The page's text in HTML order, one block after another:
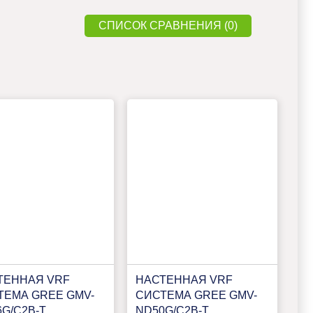
СПИСОК СРАВНЕНИЯ (0)
VRF
GREE GMV-
C2B-T
НАСТЕННАЯ VRF
СИСТЕМА GREE GMV-
ND50G/C2B-T